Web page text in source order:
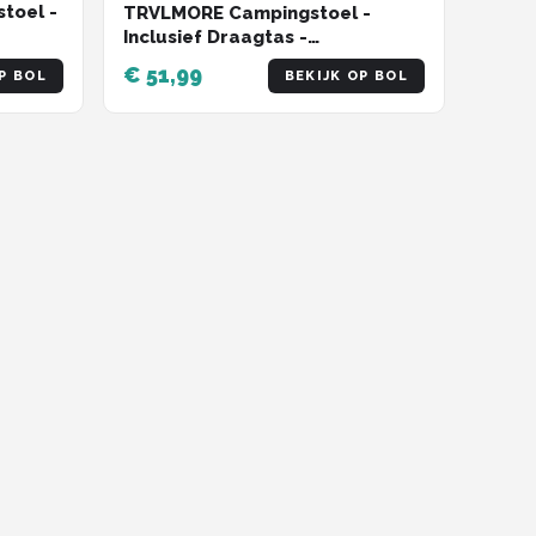
-
-
BOL
TRVLMORE Campingstoel -
Inclusief Draagtas -
Comfortabele Vouwstoel - 150
kg draagvermogen -
Kampeerstoel - Opbergvak -
€ 51,99 BEKIJK OP BOL